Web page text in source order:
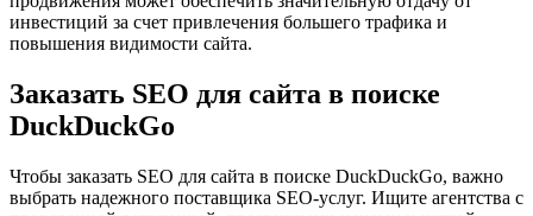
инвестиций за счет привлечения большего трафика и
повышения видимости сайта.
Заказать SEO для сайта в поиске
DuckDuckGo
Чтобы заказать SEO для сайта в поиске DuckDuckGo, важно
выбрать надежного поставщика SEO-услуг. Ищите агентства с